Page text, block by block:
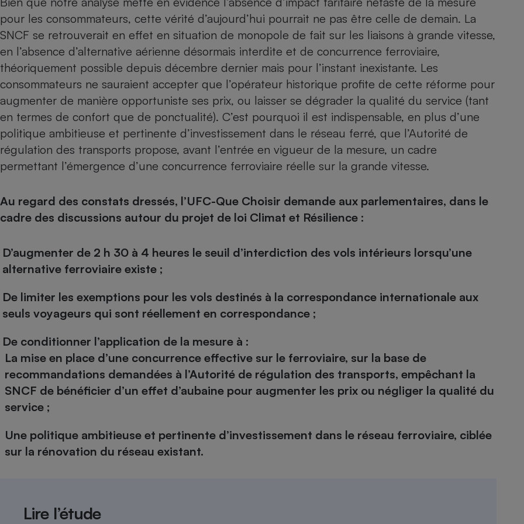
pour les consommateurs, cette vérité d’aujourd’hui pourrait ne pas être celle de demain. La
SNCF se retrouverait en effet en situation de monopole de fait sur les liaisons à grande vitesse,
en l’absence d’alternative aérienne désormais interdite et de concurrence ferroviaire,
théoriquement possible depuis décembre dernier mais pour l’instant inexistante. Les
consommateurs ne sauraient accepter que l’opérateur historique profite de cette réforme pour
augmenter de manière opportuniste ses prix, ou laisser se dégrader la qualité du service (tant
en termes de confort que de ponctualité). C’est pourquoi il est indispensable, en plus d’une
politique ambitieuse et pertinente d’investissement dans le réseau ferré, que l’Autorité de
régulation des transports propose, avant l’entrée en vigueur de la mesure, un cadre
permettant l’émergence d’une concurrence ferroviaire réelle sur la grande vitesse.
Au regard des constats dressés, l’UFC-Que Choisir demande aux parlementaires, dans le
cadre des discussions autour du projet de loi Climat et Résilience :
D’augmenter de 2 h 30 à 4 heures le seuil d’interdiction des vols intérieurs lorsqu’une
alternative ferroviaire existe ;
De limiter les exemptions pour les vols destinés à la correspondance internationale aux
seuls voyageurs qui sont réellement en correspondance ;
De conditionner l’application de la mesure à :
La mise en place d’une concurrence effective sur le ferroviaire, sur la base de
recommandations demandées à l’Autorité de régulation des transports, empêchant la
SNCF de bénéficier d’un effet d’aubaine pour augmenter les prix ou négliger la qualité du
service ;
Une politique ambitieuse et pertinente d’investissement dans le réseau ferroviaire, ciblée
sur la rénovation du réseau existant.
Lire l’étude